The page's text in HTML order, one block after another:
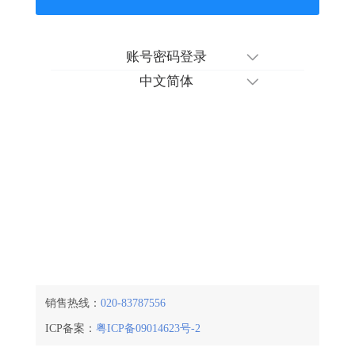
销售热线： 020-83787556
ICP备案： 粤ICP备09014623号-2